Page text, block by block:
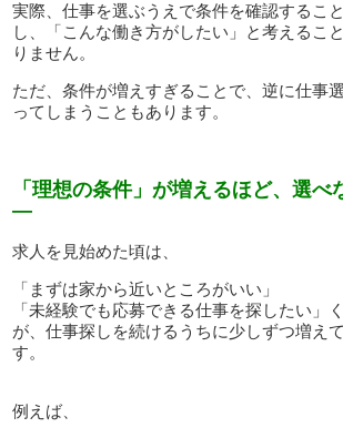
実際、仕事を選ぶうえで条件を確認するこ
し、「こんな働き方がしたい」と考えるこ
りません。
ただ、条件が増えすぎることで、逆に仕事
ってしまうこともあります。
「理想の条件」が増えるほど、選べ
—
求人を見始めた頃は、
「まずは家から近いところがいい」
「未経験でも応募できる仕事を探したい」
が、仕事探しを続けるうちに少しずつ増え
す。
例えば、